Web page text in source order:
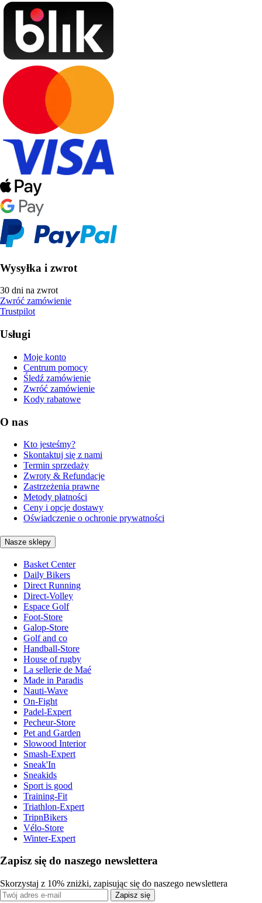
Wysyłka i zwrot
30 dni na zwrot
Zwróć zamówienie
Trustpilot
Usługi
Moje konto
Centrum pomocy
Śledź zamówienie
Zwróć zamówienie
Kody rabatowe
O nas
Kto jesteśmy?
Skontaktuj się z nami
Termin sprzedaży
Zwroty & Refundacje
Zastrzeżenia prawne
Metody płatności
Ceny i opcje dostawy
Oświadczenie o ochronie prywatności
Nasze sklepy
Basket Center
Daily Bikers
Direct Running
Direct-Volley
Espace Golf
Foot-Store
Galop-Store
Golf and co
Handball-Store
House of rugby
La sellerie de Maé
Made in Paradis
Nauti-Wave
On-Fight
Padel-Expert
Pecheur-Store
Pet and Garden
Slowood Interior
Smash-Expert
Sneak'In
Sneakids
Sport is good
Training-Fit
Triathlon-Expert
TripnBikers
Vélo-Store
Winter-Expert
Zapisz się do naszego newslettera
Skorzystaj z 10% zniżki, zapisując się do naszego newslettera
Zapisz się